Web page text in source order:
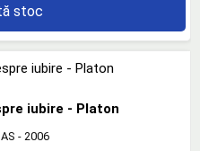
stoc
iubire - Platon
- 2006